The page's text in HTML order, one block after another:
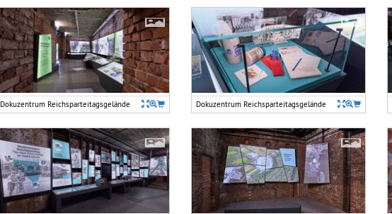
Dokuzentrum Reichsparteitagsgelände Dokuzentrum Reichsparteitagsgelände